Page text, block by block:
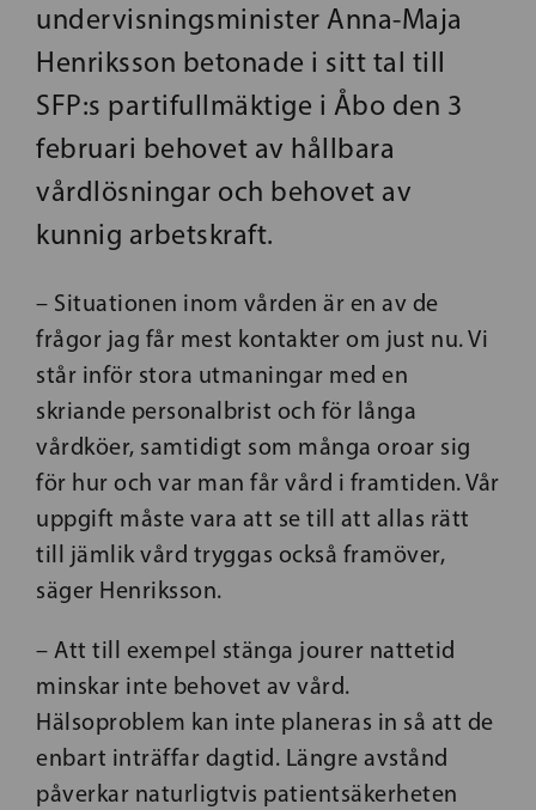
undervisningsminister Anna-Maja
Henriksson betonade i sitt tal till
SFP:s partifullmäktige i Åbo den 3
februari behovet av hållbara
vårdlösningar och behovet av
kunnig arbetskraft.
– Situationen inom vården är en av de
frågor jag får mest kontakter om just nu. Vi
står inför stora utmaningar med en
skriande personalbrist och för långa
vårdköer, samtidigt som många oroar sig
för hur och var man får vård i framtiden. Vår
uppgift måste vara att se till att allas rätt
till jämlik vård tryggas också framöver,
säger Henriksson.
– Att till exempel stänga jourer nattetid
minskar inte behovet av vård.
Hälsoproblem kan inte planeras in så att de
enbart inträffar dagtid. Längre avstånd
påverkar naturligtvis patientsäkerheten